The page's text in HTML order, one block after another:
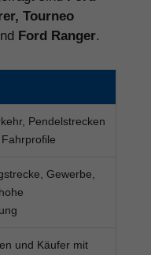
Tourneo
Ford Ranger.
Pendelstrecken
Gewerbe,
und Käufer mit